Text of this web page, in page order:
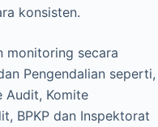
konsisten.
monitoring secara
Pengendalian seperti,
Audit, Komite
BPKP dan Inspektorat